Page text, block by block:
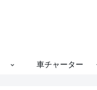
車チャーター